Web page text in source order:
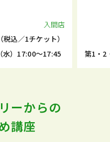
入間店
込／1チケット）
）17:00～17:45
第1・2
ーからの
講座